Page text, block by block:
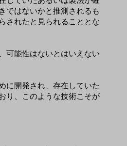
ではないかと推測されるも
されたと見られることとな
可能性はないとはいえない
に開発され、存在していた
り、このような技術こそが